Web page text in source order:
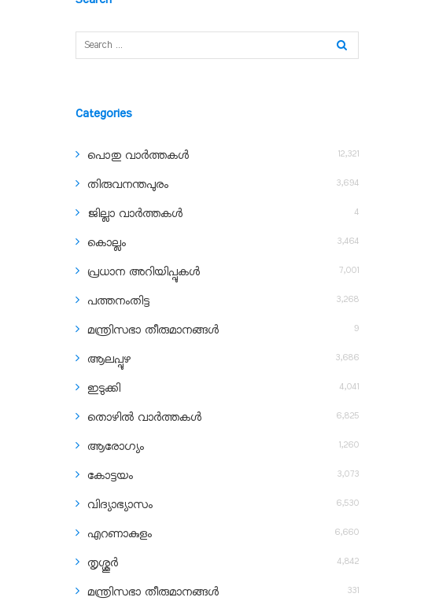
Categories
പൊതു വാർത്തകൾ 12,321
തിരുവനന്തപുരം 3,694
ജില്ലാ വാർത്തകൾ 4
കൊല്ലം 3,464
പ്രധാന അറിയിപ്പുകൾ 7,001
പത്തനംതിട്ട 3,268
മന്ത്രിസഭാ തീരുമാനങ്ങൾ 9
ആലപ്പുഴ 3,686
ഇടുക്കി 4,041
തൊഴിൽ വാർത്തകൾ 6,825
ആരോഗ്യം 1,260
കോട്ടയം 3,073
വിദ്യാഭ്യാസം 6,530
എറണാകുളം 6,660
തൃശ്ശൂർ 4,842
മന്ത്രിസഭാ തീരുമാനങ്ങൾ 331